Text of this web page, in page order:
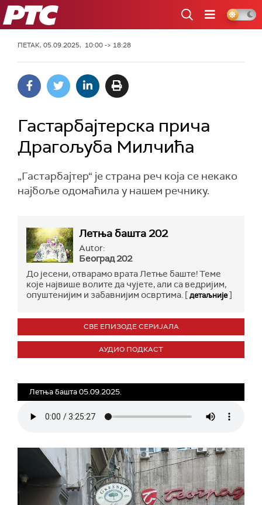
РТС
ПЕТАК, 05.09.2025, 10:00 -> 18:28
Гастарбајтерска прича
Драгољуба Милчића
„Гастарбајтер“ је страна реч која се некако
најбоље одомаћила у нашем речнику.
Летња башта 202
Autor:
Београд 202
До јесени, отварамо врата Летње баште! Теме
које највише волите да чујете, али са ведријим,
опуштенијим и забавнијим освртима. [детаљније]
СВЕ ЕПИЗОДЕ СЕРИЈАЛА
АУДИО ПОДКАСТ
Летња башта 05.09.2025.